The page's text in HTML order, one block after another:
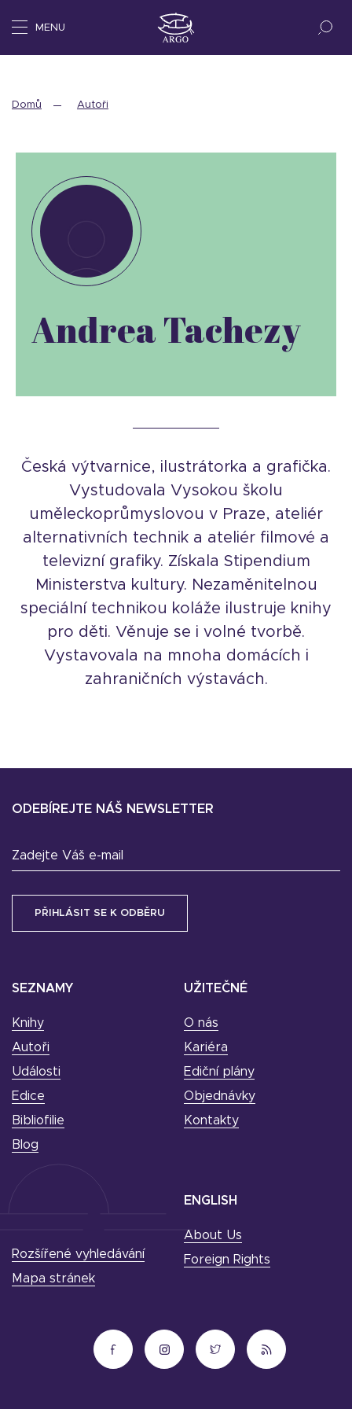
MENU
Domů Autoři
Andrea Tachezy
Česká výtvarnice, ilustrátorka a grafička.
Vystudovala Vysokou školu
uměleckoprůmyslovou v Praze, ateliér
alternativních technik a ateliér filmové a
televizní grafiky. Získala Stipendium
Ministerstva kultury. Nezaměnitelnou
speciální technikou koláže ilustruje knihy
pro děti. Věnuje se i volné tvorbě.
Vystavovala na mnoha domácích i
zahraničních výstavách.
SEZNAMY
Knihy
Autoři
Události
Edice
Bibliofilie
Blog
UŽITEČNÉ
O nás
Kariéra
Ediční plány
Objednávky
Kontakty
ODEBÍREJTE NÁŠ NEWSLETTER
Zadejte Váš e-mail
ENGLISH
About Us
Foreign Rights
Rozšířené vyhledávání
Mapa stránek